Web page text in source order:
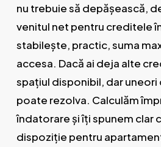
nu trebuie să depășească,
venitul net pentru creditele
stabilește, practic, suma
accesa. Dacă ai deja alte
spațiul disponibil, dar
poate rezolva. Calculăm
îndatorare și îți spunem clar
dispoziție pentru